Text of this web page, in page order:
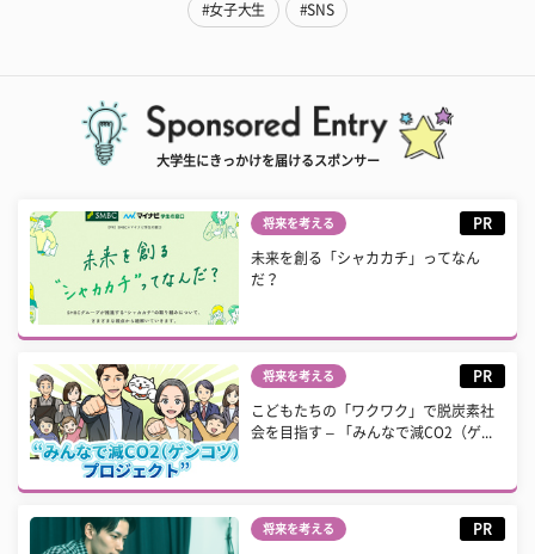
#女子大生 #SNS
大学生にきっかけを届けるスポンサー
将来を考える PR
未来を創る「シャカカチ」ってなん
だ？
将来を考える PR
こどもたちの「ワクワク」で脱炭素社
会を目指す – 「みんなで減CO2（ゲ...
将来を考える PR